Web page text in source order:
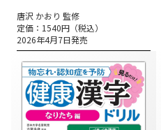
唐沢 かおり 監修
定価：1540円（税込）
2026年4月7日発売